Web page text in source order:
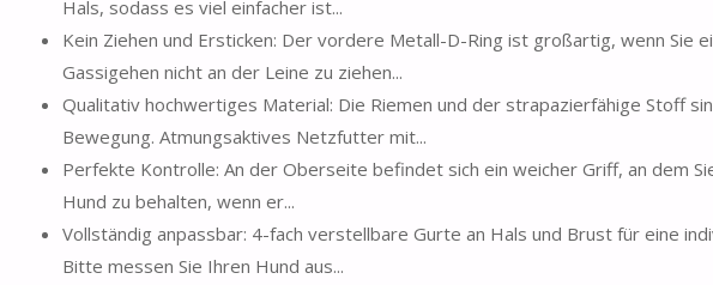
Hals, sodass es viel einfacher ist...
Kein Ziehen und Ersticken: Der vordere Metall-D-Ring ist großartig, wenn Sie
Gassigehen nicht an der Leine zu ziehen...
Qualitativ hochwertiges Material: Die Riemen und der strapazierfähige Stoff
Bewegung. Atmungsaktives Netzfutter mit...
Perfekte Kontrolle: An der Oberseite befindet sich ein weicher Griff, an dem
Hund zu behalten, wenn er...
Vollständig anpassbar: 4-fach verstellbare Gurte an Hals und Brust für eine
Bitte messen Sie Ihren Hund aus...